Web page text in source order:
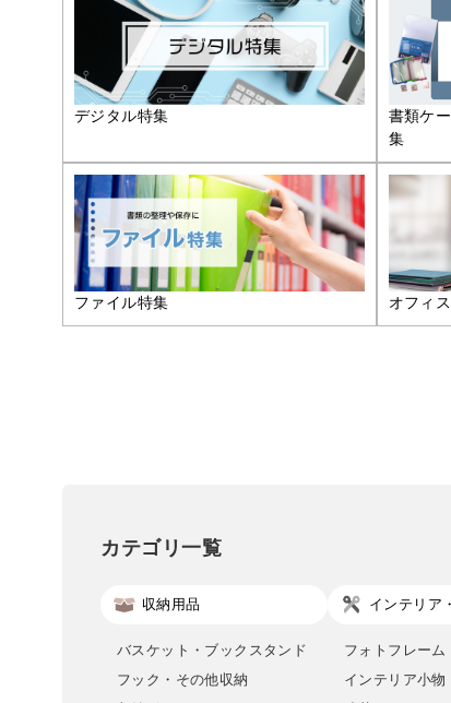
デジタル特集
書類ケ
集
ファイル特集 オフィ
カテゴリ一覧
収納用品
バスケット・ブックスタンド
フック・その他収納
インテリア
フォトフレーム
インテリア小物